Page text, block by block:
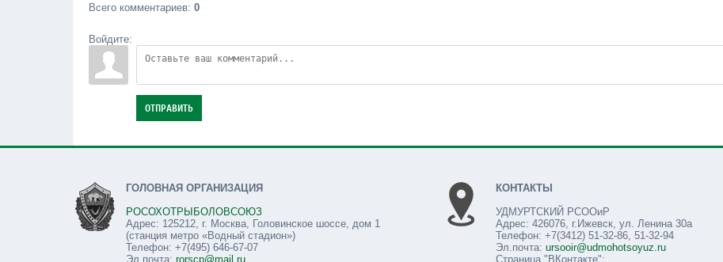
Всего комментариев: 0
Войдите:
ОТПРАВИТЬ
ГОЛОВНАЯ ОРГАНИЗАЦИЯ
РОСОХОТРЫБОЛОВСОЮЗ
Адрес: 125212, г. Москва, Головинское шоссе, дом 1
(станция метро «Водный стадион»)
Телефон: +7(495) 646-67-07
Эл.почта: rorscp@mail.ru
КОНТАКТЫ
УДМУРТСКИЙ РСООиР
Адрес: 426076, г.Ижевск, ул. Ленина 30а
Телефон: +7(3412) 51-32-86, 51-32-94
Эл.почта: ursooir@udmohotsoyuz.ru
Страница "ВКонтакте":